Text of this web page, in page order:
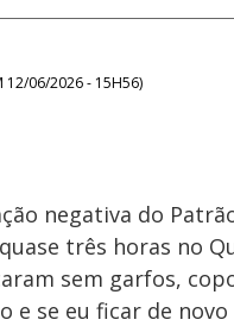
12/06/2026 - 15H56)
negativa do
três horas no
sem garfos,
se eu ficar de